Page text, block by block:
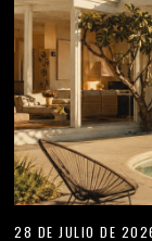
26 DE JULIO DE
RENDERS DE
ARTIFICIAL